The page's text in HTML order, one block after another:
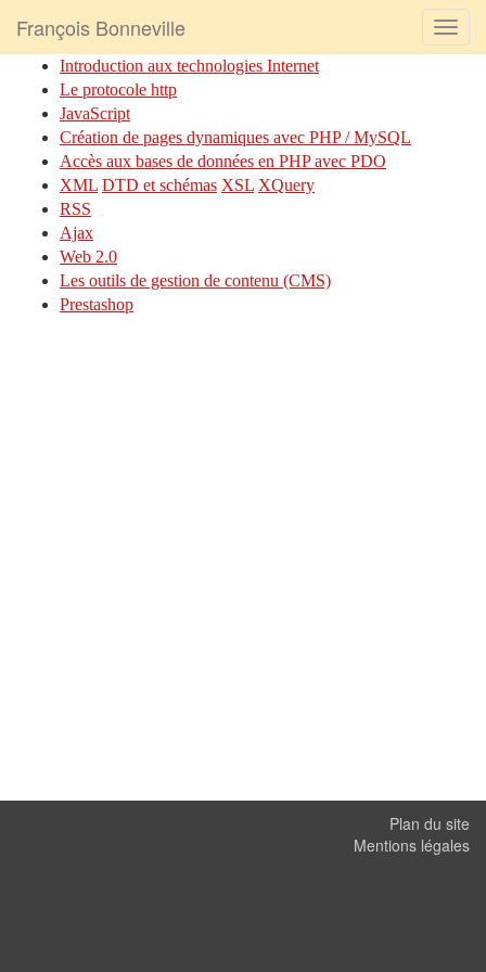
François Bonneville
Introduction aux technologies Internet
Le protocole http
JavaScript
Création de pages dynamiques avec PHP / MySQL
Accès aux bases de données en PHP avec PDO
XML DTD et schémas XSL XQuery
RSS
Ajax
Web 2.0
Les outils de gestion de contenu (CMS)
Prestashop
Plan du site
Mentions légales